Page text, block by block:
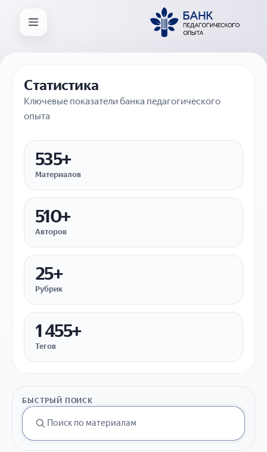
Статистика
Ключевые показатели банка педагогического
опыта
535+
Материалов
510+
Авторов
25+
Рубрик
1 455+
Тегов
БЫСТРЫЙ ПОИСК